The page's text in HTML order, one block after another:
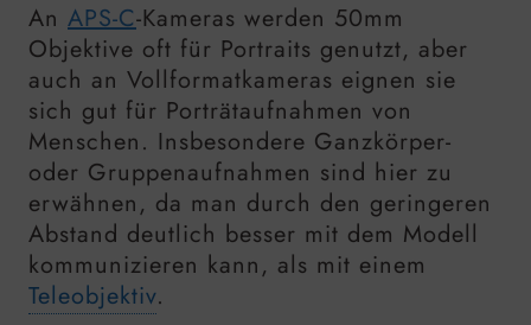
An APS-C-Kameras werden 50mm
Objektive oft für Portraits genutzt, aber
auch an Vollformatkameras eignen sie
sich gut für Porträtaufnahmen von
Menschen. Insbesondere Ganzkörper-
oder Gruppenaufnahmen sind hier zu
erwähnen, da man durch den geringeren
Abstand deutlich besser mit dem Modell
kommunizieren kann, als mit einem
Teleobjektiv.